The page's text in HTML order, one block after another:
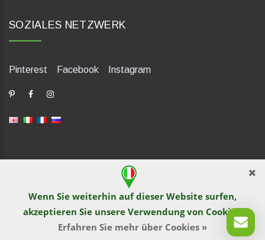
Wenn Sie weiterhin auf dieser Website surfen,
akzeptieren Sie unsere Verwendung von Cookies.
Erfahren Sie mehr über Cookies »
SOZIALES NETZWERK
Pinterest Facebook Instagram
dP Motion Media. Via La Piana 430, 47835 Saludecio (RN), Italia.
Numero REA: RN410802. P.IVA: 04421580400. Tel +39 0541
1480041
© TutITALIA 2013-2026. Drucken und Kopieren von Text und
Bildmaterial wird von Website-Betreiber nicht gestattet. Verstoß
wird nach dem Recht verfolgt.